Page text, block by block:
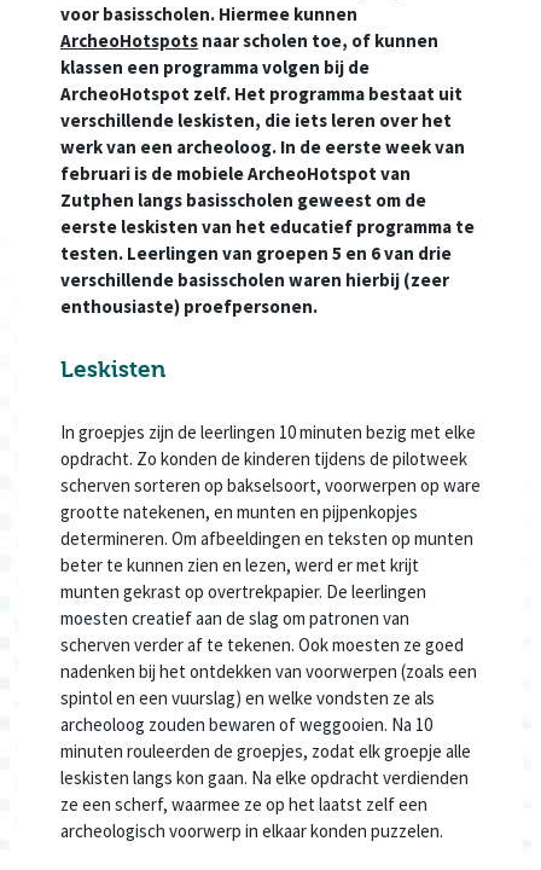
voor basisscholen. Hiermee kunnen
ArcheoHotspots naar scholen toe, of kunnen
klassen een programma volgen bij de
ArcheoHotspot zelf. Het programma bestaat uit
verschillende leskisten, die iets leren over het
werk van een archeoloog. In de eerste week van
februari is de mobiele ArcheoHotspot van
Zutphen langs basisscholen geweest om de
eerste leskisten van het educatief programma te
testen. Leerlingen van groepen 5 en 6 van drie
verschillende basisscholen waren hierbij (zeer
enthousiaste) proefpersonen.
Leskisten
In groepjes zijn de leerlingen 10 minuten bezig met elke
opdracht. Zo konden de kinderen tijdens de pilotweek
scherven sorteren op bakselsoort, voorwerpen op ware
grootte natekenen, en munten en pijpenkopjes
determineren. Om afbeeldingen en teksten op munten
beter te kunnen zien en lezen, werd er met krijt
munten gekrast op overtrekpapier. De leerlingen
moesten creatief aan de slag om patronen van
scherven verder af te tekenen. Ook moesten ze goed
nadenken bij het ontdekken van voorwerpen (zoals een
spintol en een vuurslag) en welke vondsten ze als
archeoloog zouden bewaren of weggooien. Na 10
minuten rouleerden de groepjes, zodat elk groepje alle
leskisten langs kon gaan. Na elke opdracht verdienden
ze een scherf, waarmee ze op het laatst zelf een
archeologisch voorwerp in elkaar konden puzzelen.